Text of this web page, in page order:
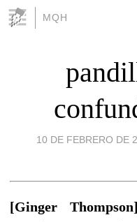
MQH
10 DE FEBRERO DE
[Ginger